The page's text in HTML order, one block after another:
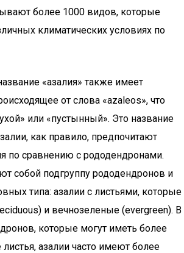
более 1000 видов, которые
климатических условиях по
«азалия» также имеет
от слова «azaleos», что
или «пустынный». Это название
как правило, предпочитают
по сравнению с рододендронами.
собой подгруппу рододендронов и
типа: азалии с листьями, которые
и вечнозеленые (evergreen). В
которые могут иметь более
азалии часто имеют более